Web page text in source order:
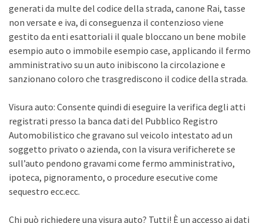
generati da multe del codice della strada, canone Rai, tasse
non versate e iva, di conseguenza il contenzioso viene
gestito da enti esattoriali il quale bloccano un bene mobile
esempio auto o immobile esempio case, applicando il fermo
amministrativo su un auto inibiscono la circolazione e
sanzionano coloro che trasgrediscono il codice della strada.
Visura auto: Consente quindi di eseguire la verifica degli atti
registrati presso la banca dati del Pubblico Registro
Automobilistico che gravano sul veicolo intestato ad un
soggetto privato o azienda, con la visura verificherete se
sull’auto pendono gravami come fermo amministrativo,
ipoteca, pignoramento, o procedure esecutive come
sequestro ecc.ecc.
Chi può richiedere una visura auto? Tutti! È un accesso ai dati